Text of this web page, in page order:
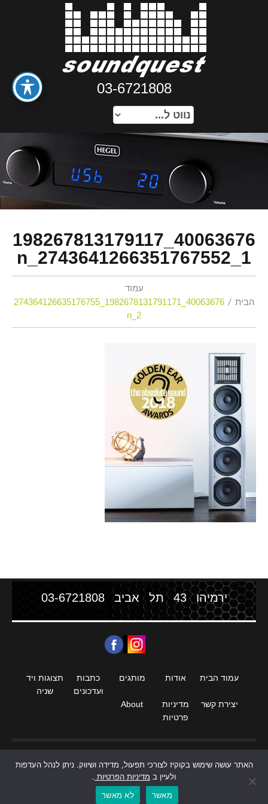
03-6721808
40063676_198267813179117
1_2743641266351767552_n
עמוד
הבית
40063676_1982678131791171_274364126635176755
2_n
ירמיהו 43 תל אביב 03-6721808
עמוד הבית אודות מותגים
כתבות
ועדכונים
תצוגות ויד
שניה
יצירת קשר
מדיניות
פרטיות
About
חנות סטריאו וקולנוע ביתי HIGH END
האתר עושה שימוש בקוקיז לצורכי תפעול, מדידה ושיווק. ניתן לנהל העדפות
ולעיין ב מדיניות הפרטיות .
מאשר
לא מאשר